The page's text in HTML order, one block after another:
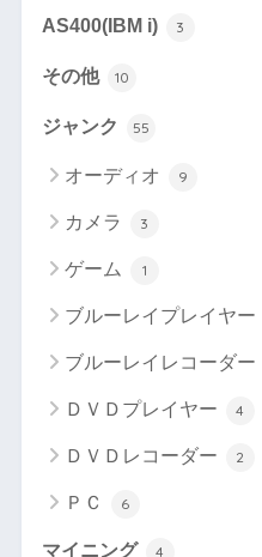
AS400(IBM i) 3
その他 10
ジャンク 55
オーディオ 9
カメラ 3
ゲーム 1
ブルーレイプレイヤー
ブルーレイレコーダー
ＤＶＤプレイヤー 4
ＤＶＤレコーダー 2
ＰＣ 6
マイニング 4